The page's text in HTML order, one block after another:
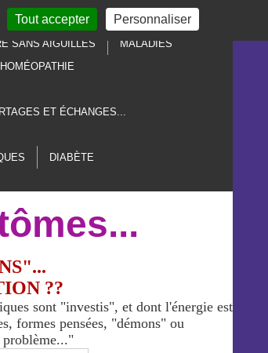
SANS AIGUILLES
MALADIES
HOMÉOPATHIE
ET ÉCHANGES...
DIABÈTE
??
sont "investis", et dont l'énergie est
formes pensées, "démons" ou
problème..."
Tout accepter Personnaliser